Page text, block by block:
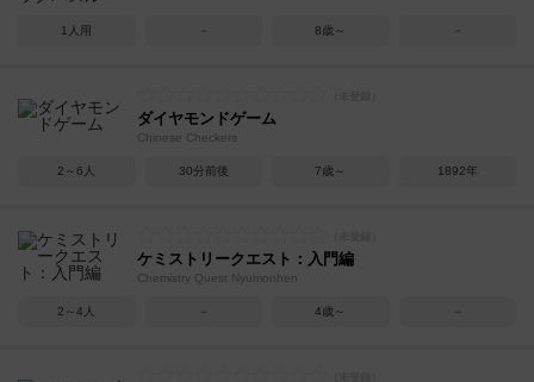
1人用 － 8歳～ －
ダイヤモンドゲーム
Chinese Checkers
2～6人 30分前後 7歳～ 1892年
ケミストリークエスト：入門編
Chemistry Quest Nyumonhen
2～4人 － 4歳～ －